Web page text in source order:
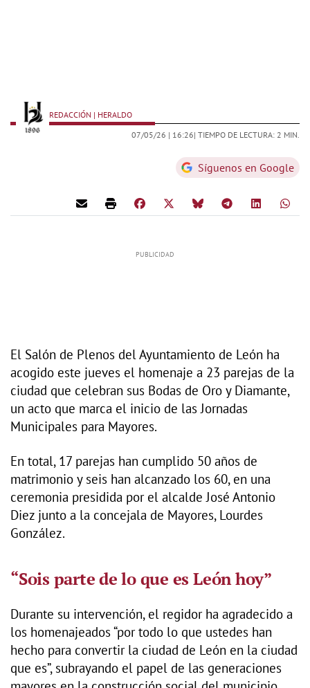
REDACCIÓN | HERALDO
07/05/26 | 16:26| TIEMPO DE LECTURA: 2 MIN.
Síguenos en Google
El Salón de Plenos del Ayuntamiento de León ha
acogido este jueves el homenaje a 23 parejas de la
ciudad que celebran sus Bodas de Oro y Diamante,
un acto que marca el inicio de las Jornadas
Municipales para Mayores.
En total, 17 parejas han cumplido 50 años de
matrimonio y seis han alcanzado los 60, en una
ceremonia presidida por el alcalde José Antonio
Diez junto a la concejala de Mayores, Lourdes
González.
“Sois parte de lo que es León hoy”
Durante su intervención, el regidor ha agradecido a
los homenajeados “por todo lo que ustedes han
hecho para convertir la ciudad de León en la ciudad
que es”, subrayando el papel de las generaciones